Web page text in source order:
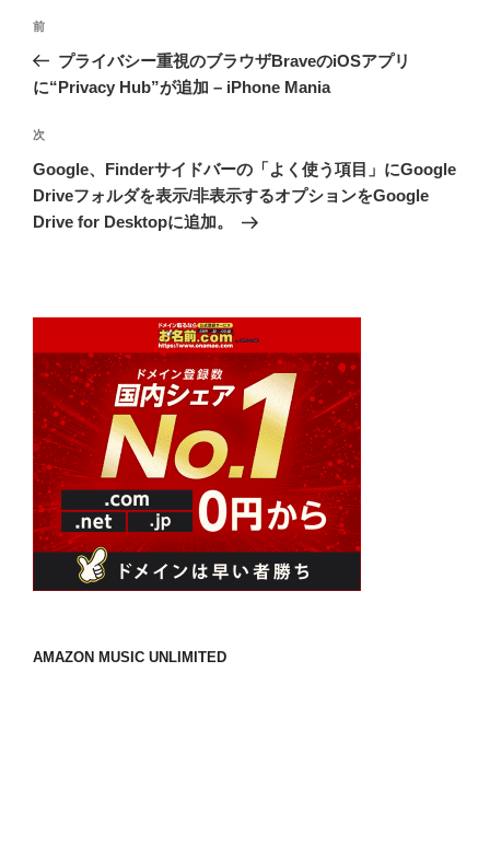
投
ナ
ゲ
ー
シ
ョ
前
の
投
前
プライバシー重視のブラウザBraveのiOSアプリ
に“Privacy Hub”が追加 – iPhone Mania
次
の
投
稿
次
Google、Finderサイドバーの「よく使う項目」にGoogle
Driveフォルダを表示/非表示するオプションをGoogle
Drive for Desktopに追加。
AMAZON MUSIC UNLIMITED